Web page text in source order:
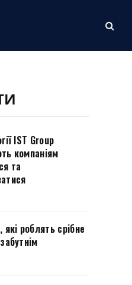
IST Group
компаніям
та
роблять срібне